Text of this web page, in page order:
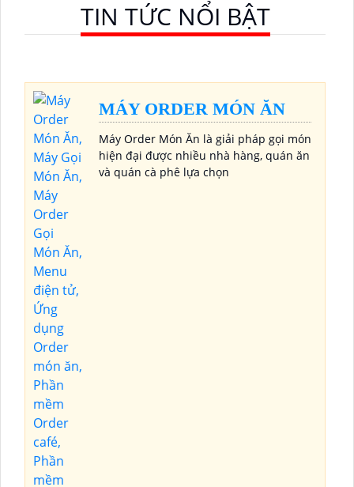
TIN TỨC NỔI BẬT
MÁY ORDER MÓN ĂN
Máy Order Món Ăn là giải pháp gọi món
hiện đại được nhiều nhà hàng, quán ăn
và quán cà phê lựa chọn